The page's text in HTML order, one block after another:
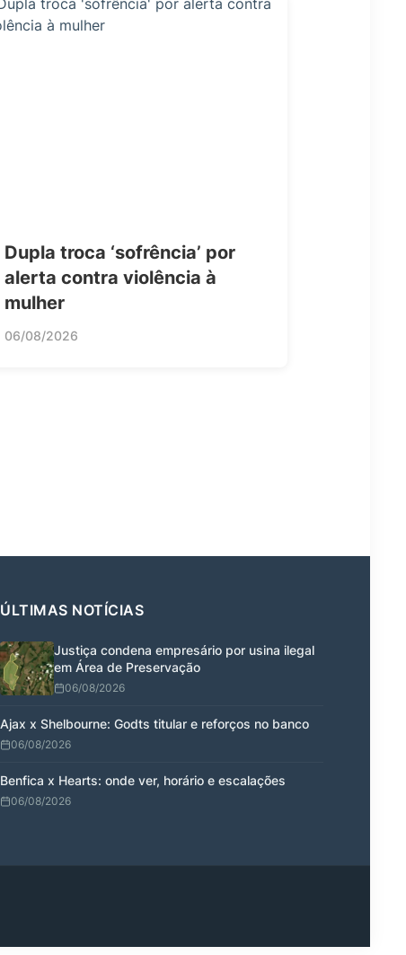
Dupla troca ‘sofrência’ por
alerta contra violência à
mulher
06/08/2026
ÚLTIMAS NOTÍCIAS
Justiça condena empresário por usina ilegal
em Área de Preservação
06/08/2026
Ajax x Shelbourne: Godts titular e reforços no banco
06/08/2026
Benfica x Hearts: onde ver, horário e escalações
06/08/2026